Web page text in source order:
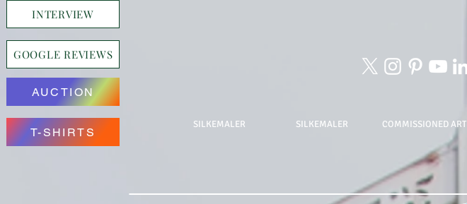
INTERVIEW
GOOGLE REVIEWS
AUCTION
T-SHIRTS
SILKEMALER SILKEMALER COMMISSIONED ART